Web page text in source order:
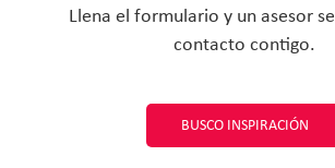
Llena el formulario y un asesor
contacto contigo.
BUSCO INSPIRACIÓN